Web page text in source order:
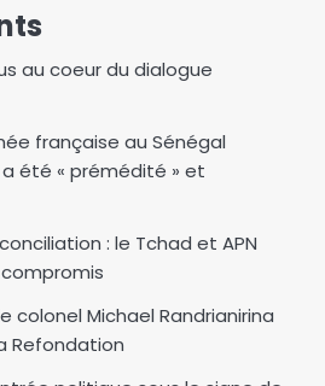
au coeur du dialogue
française au Sénégal
été « prémédité » et
: le Tchad et APN
colonel Michael Randrianirina
Refondation